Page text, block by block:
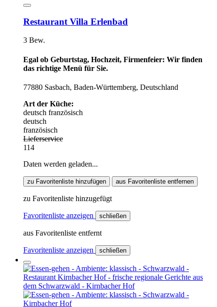
Restaurant Villa Erlenbad
3 Bew.
Egal ob Geburtstag, Hochzeit, Firmenfeier: Wir finden
das richtige Menü für Sie.
77880 Sasbach, Baden-Württemberg, Deutschland
Art der Küche:
deutsch französisch
deutsch
französisch
Lieferservice
114
Daten werden geladen...
zu Favoritenliste hinzufügen aus Favoritenliste entfernen
zu Favoritenliste hinzugefügt
Favoritenliste anzeigen schließen
aus Favoritenliste entfernt
Favoritenliste anzeigen schließen